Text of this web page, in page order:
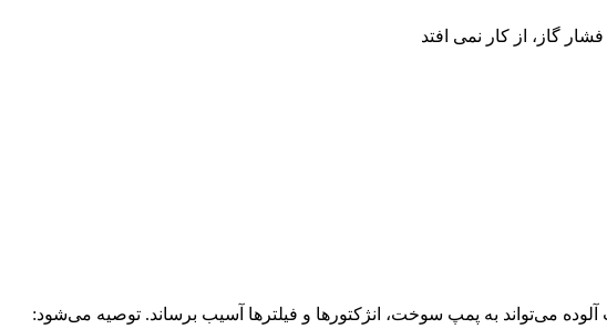
گاز، از کار نمی افتد
می‌تواند به پمپ سوخت، انژکتورها و فیلترها آسیب برساند. توصیه می‌شود: